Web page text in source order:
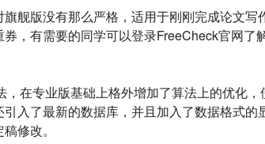
舰版没有那么严格，适用于刚刚完成论文写
，有需要的同学可以登录FreeCheck官网了解
，在专业版基础上格外增加了算法上的优化
入了最新的数据库，并且加入了数据格式的
修改。